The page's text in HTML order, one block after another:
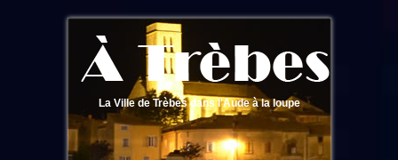
La Ville de Trèbes dans l'Aude à la loupe